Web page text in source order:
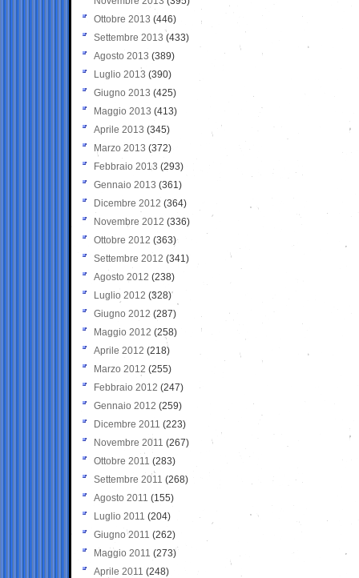
Ottobre 2013 (446)
Settembre 2013 (433)
Agosto 2013 (389)
Luglio 2013 (390)
Giugno 2013 (425)
Maggio 2013 (413)
Aprile 2013 (345)
Marzo 2013 (372)
Febbraio 2013 (293)
Gennaio 2013 (361)
Dicembre 2012 (364)
Novembre 2012 (336)
Ottobre 2012 (363)
Settembre 2012 (341)
Agosto 2012 (238)
Luglio 2012 (328)
Giugno 2012 (287)
Maggio 2012 (258)
Aprile 2012 (218)
Marzo 2012 (255)
Febbraio 2012 (247)
Gennaio 2012 (259)
Dicembre 2011 (223)
Novembre 2011 (267)
Ottobre 2011 (283)
Settembre 2011 (268)
Agosto 2011 (155)
Luglio 2011 (204)
Giugno 2011 (262)
Maggio 2011 (273)
Aprile 2011 (248)